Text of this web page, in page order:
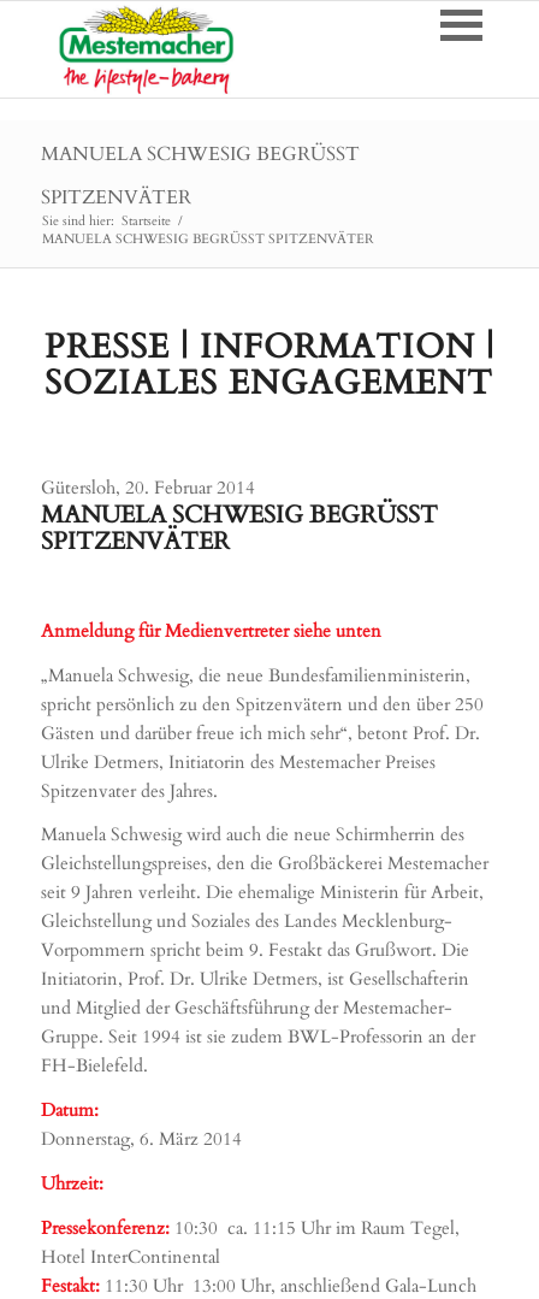
MANUELA SCHWESIG BEGRÜSST
SPITZENVÄTER
Sie sind hier: Startseite /
MANUELA SCHWESIG BEGRÜSST SPITZENVÄTER
PRESSE | INFORMATION |
SOZIALES ENGAGEMENT
Gütersloh, 20. Februar 2014
MANUELA SCHWESIG BEGRÜSST
SPITZENVÄTER
Anmeldung für Medienvertreter siehe unten
„Manuela Schwesig, die neue Bundesfamilienministerin,
spricht persönlich zu den Spitzenvätern und den über 250
Gästen und darüber freue ich mich sehr“, betont Prof. Dr.
Ulrike Detmers, Initiatorin des Mestemacher Preises
Spitzenvater des Jahres.
Manuela Schwesig wird auch die neue Schirmherrin des
Gleichstellungspreises, den die Großbäckerei Mestemacher
seit 9 Jahren verleiht. Die ehemalige Ministerin für Arbeit,
Gleichstellung und Soziales des Landes Mecklenburg-
Vorpommern spricht beim 9. Festakt das Grußwort. Die
Initiatorin, Prof. Dr. Ulrike Detmers, ist Gesellschafterin
und Mitglied der Geschäftsführung der Mestemacher-
Gruppe. Seit 1994 ist sie zudem BWL-Professorin an der
FH-Bielefeld.
Datum:
Donnerstag, 6. März 2014
Uhrzeit:
Pressekonferenz:10:30  ca. 11:15 Uhr im Raum Tegel,
Hotel InterContinental
Festakt:11:30 Uhr  13:00 Uhr, anschließend Gala-Lunch